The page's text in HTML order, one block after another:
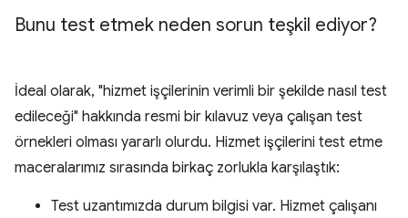
Bunu test etmek neden sorun teşkil ediyor?
İdeal olarak, "hizmet işçilerinin verimli bir şekilde nasıl test
edileceği" hakkında resmi bir kılavuz veya çalışan test
örnekleri olması yararlı olurdu. Hizmet işçilerini test etme
maceralarımız sırasında birkaç zorlukla karşılaştık:
Test uzantımızda durum bilgisi var. Hizmet çalışanı